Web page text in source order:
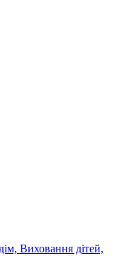
Виховання дітей,